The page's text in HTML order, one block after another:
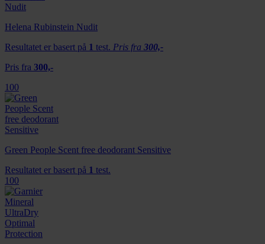
Helena Rubinstein Nudit
Resultatet er basert på 1 test. Pris fra 300,-
Pris fra 300,-
100
Green People Scent free deodorant Sensitive
Resultatet er basert på 1 test.
100